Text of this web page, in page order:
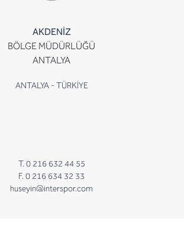
AKDENİZ
BÖLGE MÜDÜRLÜĞÜ
ANTALYA
ANTALYA - TÜRKİYE
T. 0 216 632 44 55
F. 0 216 634 32 33
huseyin@interspor.com